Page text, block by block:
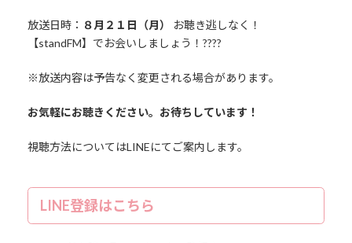
放送日時： ８月２１日（月）
お聴き逃しなく！
【standFM】でお会いしましょう！????
※放送内容は予告なく変更される場合があります。
お気軽にお聴きください。お待ちしています！
視聴方法についてはLINEにてご案内します。
LINE登録はこちら